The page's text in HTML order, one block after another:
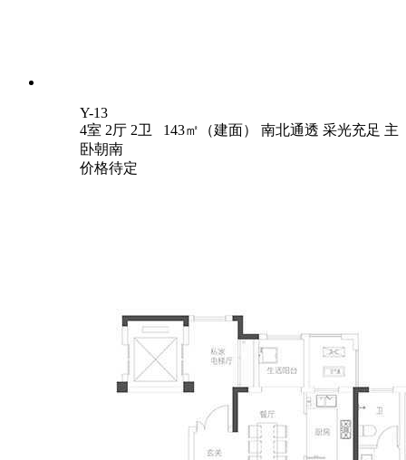
Y-13
4室 2厅 2卫 143㎡（建面）
南北通透 采光充足 主
卧朝南
价格待定